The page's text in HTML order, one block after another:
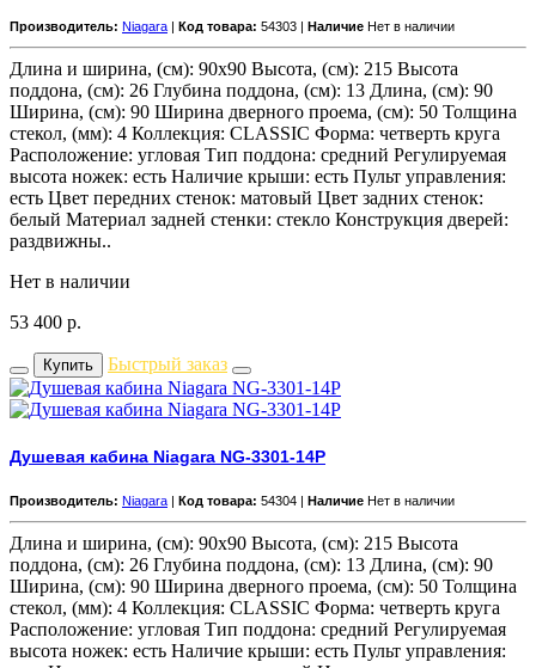
Производитель: Niagara | Код товара: 54303 | Наличие Нет в наличии
Длина и ширина, (см): 90x90 Высота, (см): 215 Высота
поддона, (см): 26 Глубина поддона, (см): 13 Длина, (см): 90
Ширина, (см): 90 Ширина дверного проема, (см): 50 Толщина
стекол, (мм): 4 Коллекция: CLASSIC Форма: четверть круга
Расположение: угловая Тип поддона: средний Регулируемая
высота ножек: есть Наличие крыши: есть Пульт управления:
есть Цвет передних стенок: матовый Цвет задних стенок:
белый Материал задней стенки: стекло Конструкция дверей:
раздвижны..
Нет в наличии
53 400 р.
Купить Быстрый заказ
Душевая кабина Niagara NG-3301-14P
Производитель: Niagara | Код товара: 54304 | Наличие Нет в наличии
Длина и ширина, (см): 90x90 Высота, (см): 215 Высота
поддона, (см): 26 Глубина поддона, (см): 13 Длина, (см): 90
Ширина, (см): 90 Ширина дверного проема, (см): 50 Толщина
стекол, (мм): 4 Коллекция: CLASSIC Форма: четверть круга
Расположение: угловая Тип поддона: средний Регулируемая
высота ножек: есть Наличие крыши: есть Пульт управления: